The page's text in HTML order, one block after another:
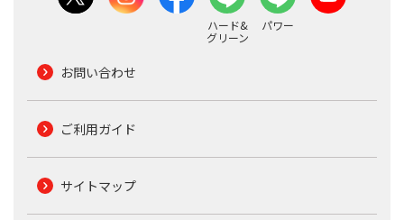
ハード&
グリーン
パワー
お問い合わせ
ご利用ガイド
サイトマップ